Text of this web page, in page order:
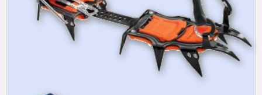
Guides Alta-Via 😎